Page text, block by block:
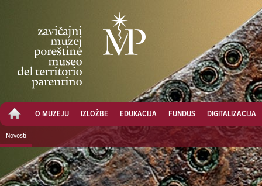
O MUZEJU IZLOŽBE EDUKACIJA FUNDUS DIGITALIZACIJA
Novosti